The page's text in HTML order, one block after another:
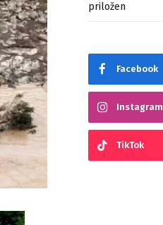
priložen
Facebook
Instagram
TikTok